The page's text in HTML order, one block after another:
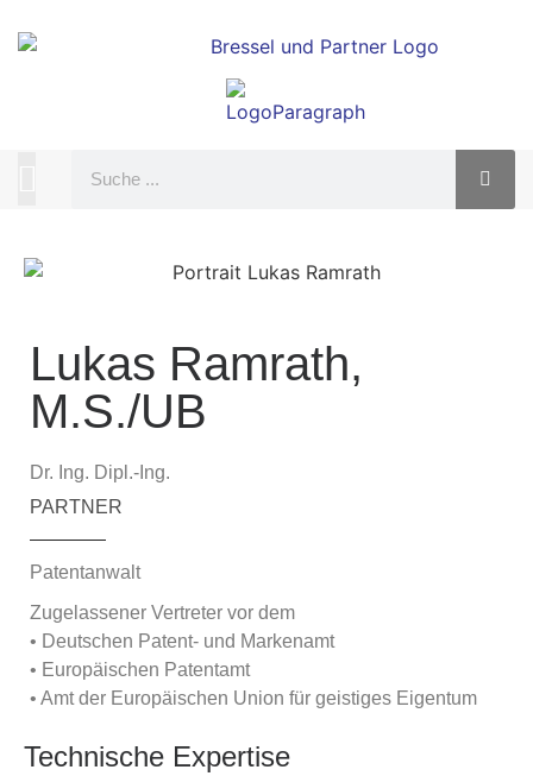
Lukas Ramrath,
M.S./UB
Dr. Ing. Dipl.-Ing.
PARTNER
Patentanwalt
Zugelassener Vertreter vor dem
• Deutschen Patent- und Markenamt
• Europäischen Patentamt
• Amt der Europäischen Union für geistiges Eigentum
Technische Expertise